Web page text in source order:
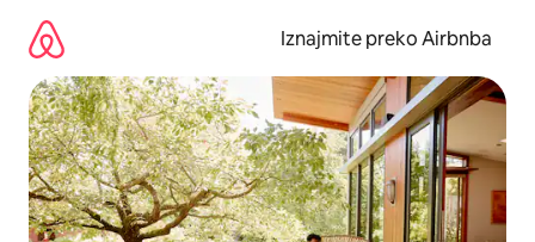
sadržaj
Iznajmite preko Airbnba